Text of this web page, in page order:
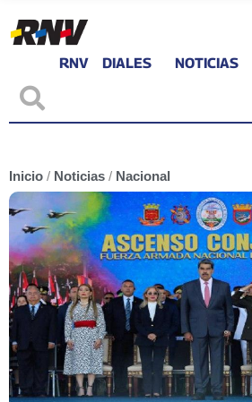
RNV DIALES NOTICIAS
Inicio / Noticias / Nacional